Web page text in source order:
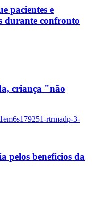
pacientes e
durante confronto
criança "não
pelos benefícios da